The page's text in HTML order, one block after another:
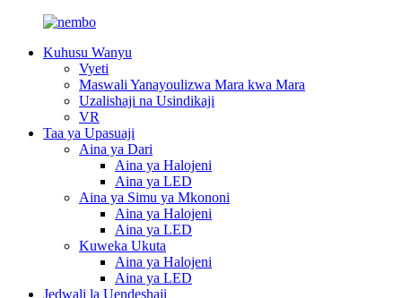
Kuhusu Wanyu
Vyeti
Maswali Yanayoulizwa Mara kwa Mara
Uzalishaji na Usindikaji
VR
Taa ya Upasuaji
Aina ya Dari
Aina ya Halojeni
Aina ya LED
Aina ya Simu ya Mkononi
Aina ya Halojeni
Aina ya LED
Kuweka Ukuta
Aina ya Halojeni
Aina ya LED
Jedwali la Uendeshaji